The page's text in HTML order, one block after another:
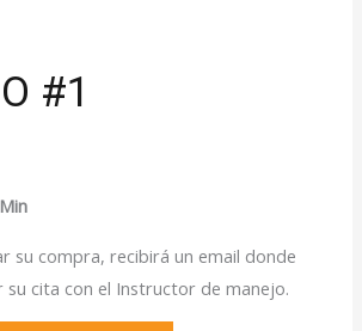
#1
su compra, recibirá un email donde
cita con el Instructor de manejo.